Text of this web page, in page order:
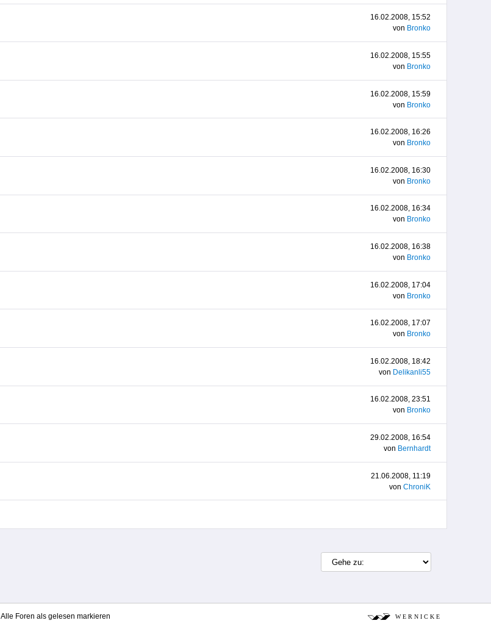
16.02.2008, 15:52
von Bronko
16.02.2008, 15:55
von Bronko
16.02.2008, 15:59
von Bronko
16.02.2008, 16:26
von Bronko
16.02.2008, 16:30
von Bronko
16.02.2008, 16:34
von Bronko
16.02.2008, 16:38
von Bronko
16.02.2008, 17:04
von Bronko
16.02.2008, 17:07
von Bronko
16.02.2008, 18:42
von Delikanli55
16.02.2008, 23:51
von Bronko
29.02.2008, 16:54
von Bernhardt
21.06.2008, 11:19
vonChroniK
Alle Foren als gelesen markieren W E R N I C K E